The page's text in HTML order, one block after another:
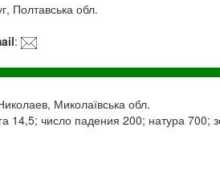
Полтавська обл.
:
Миколаївська обл.
14,5; число падения 200; натура 700;